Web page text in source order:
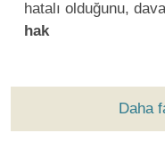
hatalı olduğunu,
hak
Daha